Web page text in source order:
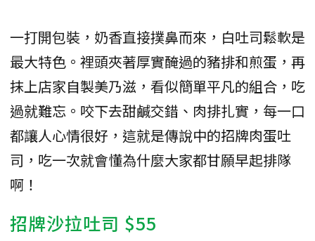
一打開包裝，奶香直接撲鼻而來，白吐司鬆軟是
最大特色。裡頭夾著厚實醃過的豬排和煎蛋，再
抹上店家自製美乃滋，看似簡單平凡的組合，吃
過就難忘。咬下去甜鹹交錯、肉排扎實，每一口
都讓人心情很好，這就是傳說中的招牌肉蛋吐
司，吃一次就會懂為什麼大家都甘願早起排隊
啊！
招牌沙拉吐司 $55